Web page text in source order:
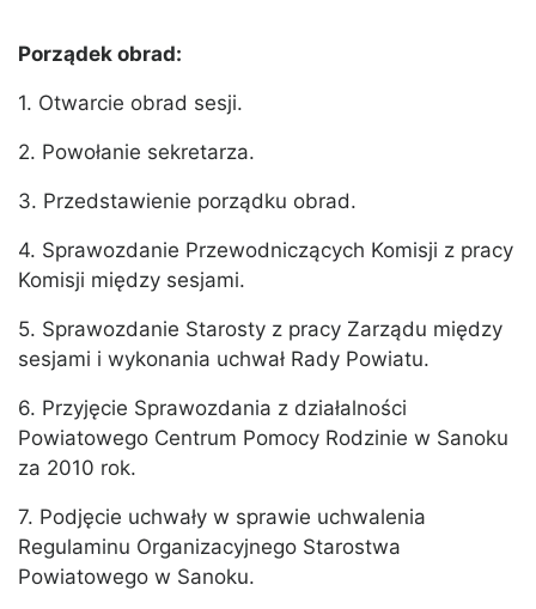
Porządek obrad:
1. Otwarcie obrad sesji.
2. Powołanie sekretarza.
3. Przedstawienie porządku obrad.
4. Sprawozdanie Przewodniczących Komisji z pracy
Komisji między sesjami.
5. Sprawozdanie Starosty z pracy Zarządu między
sesjami i wykonania uchwał Rady Powiatu.
6. Przyjęcie Sprawozdania z działalności
Powiatowego Centrum Pomocy Rodzinie w Sanoku
za 2010 rok.
7. Podjęcie uchwały w sprawie uchwalenia
Regulaminu Organizacyjnego Starostwa
Powiatowego w Sanoku.